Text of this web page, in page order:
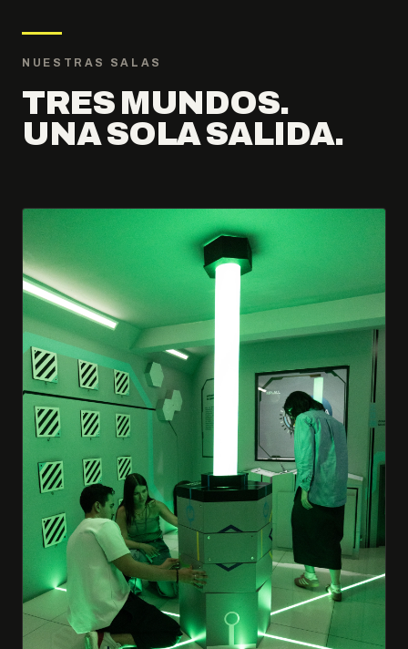
NUESTRAS SALAS
TRES MUNDOS.
UNA SOLA SALIDA.